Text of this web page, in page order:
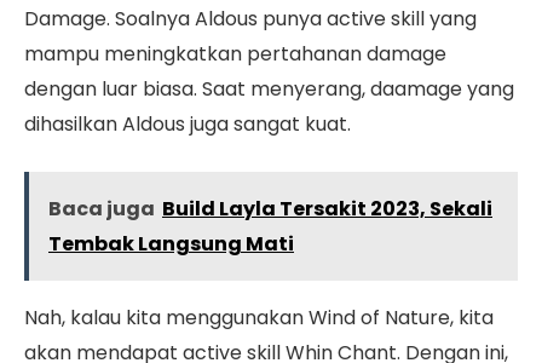
Damage. Soalnya Aldous punya active skill yang
mampu meningkatkan pertahanan damage
dengan luar biasa. Saat menyerang, daamage yang
dihasilkan Aldous juga sangat kuat.
Baca juga Build Layla Tersakit 2023, Sekali
Tembak Langsung Mati
Nah, kalau kita menggunakan Wind of Nature, kita
akan mendapat active skill Whin Chant. Dengan ini,